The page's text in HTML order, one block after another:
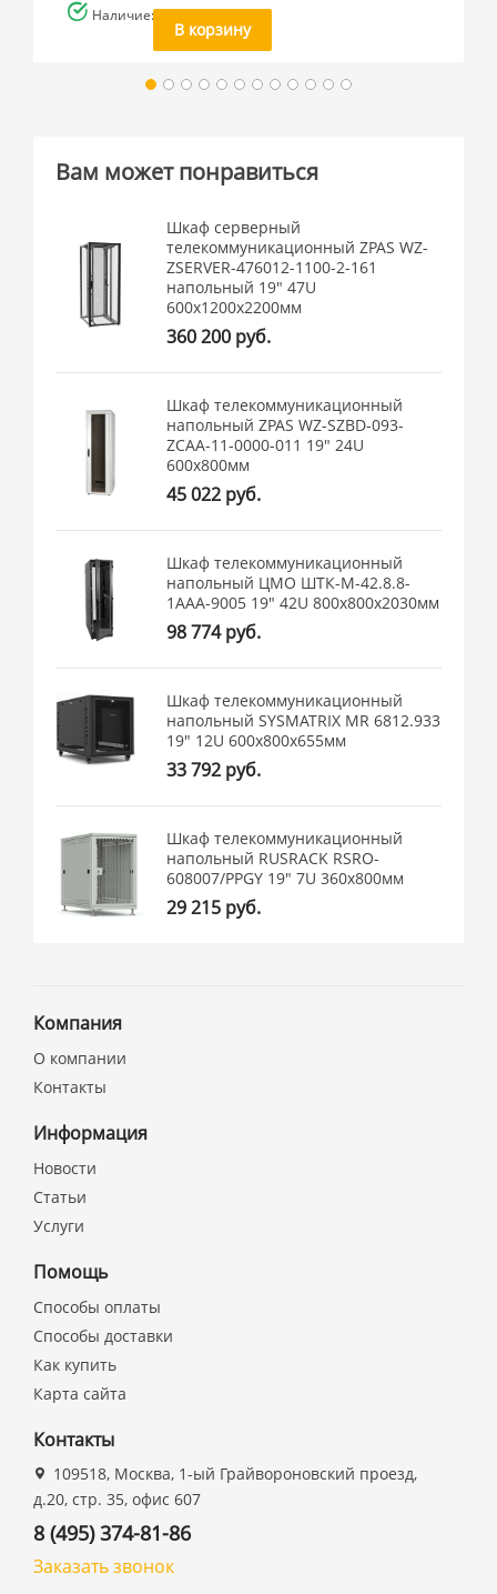
Наличие: много
В корзину
Вам может понравиться
Шкаф серверный
телекоммуникационный ZPAS WZ-
ZSERVER-476012-1100-2-161
напольный 19" 47U
600x1200x2200мм
360 200 руб.
Шкаф телекоммуникационный
напольный ZPAS WZ-SZBD-093-
ZCAA-11-0000-011 19" 24U
600x800мм
45 022 руб.
Шкаф телекоммуникационный
напольный ЦМО ШТК-М-42.8.8-
1ААА-9005 19" 42U 800x800x2030мм
98 774 руб.
Шкаф телекоммуникационный
напольный SYSMATRIX MR 6812.933
19" 12U 600x800x655мм
33 792 руб.
Шкаф телекоммуникационный
напольный RUSRACK RSRO-
608007/PPGY 19" 7U 360x800мм
29 215 руб.
Компания
О компании
Контакты
Информация
Новости
Статьи
Услуги
Помощь
Способы оплаты
Способы доставки
Как купить
Карта сайта
Контакты
109518, Москва, 1-ый Грайвороновский проезд,
д.20, стр. 35, офис 607
8 (495) 374-81-86
Заказать звонок